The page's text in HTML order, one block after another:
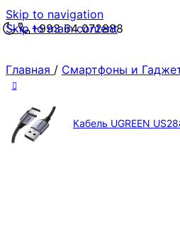
Skip to navigation
Skip to main content
+993 64 072888
Главная / Смартфоны и
Кабель UGREEN